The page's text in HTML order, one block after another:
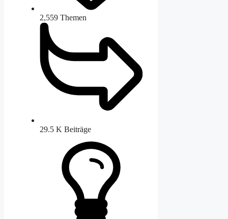
2,559 Themen
29.5 K Beiträge